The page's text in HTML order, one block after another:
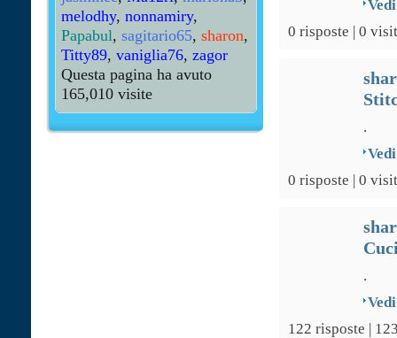
melodhy, nonnamiry,
Papabul, sagitario65, sharon,
Titty89, vaniglia76, zagor
Questa pagina ha avuto
165,010 visite
0 risposte | 0
.
0 risposte | 0
.
122 risposte |